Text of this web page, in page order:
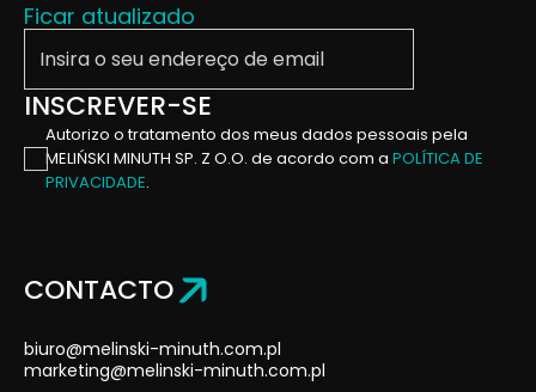
Ficar atualizado
INSCREVER-SE
Autorizo ​​o tratamento dos meus dados pessoais pela
MELIŃSKI MINUTH SP. Z O.O. de acordo com a POLÍTICA DE
PRIVACIDADE.
CONTACTO
biuro@melinski-minuth.com.pl
marketing@melinski-minuth.com.pl